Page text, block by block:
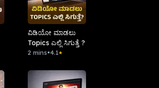
ವಿಡಿಯೋ ಮಾಡಲು
Topics ಎಲ್ಲಿ ಸಿಗುತ್ತೆ ?
2 mins•4.1★